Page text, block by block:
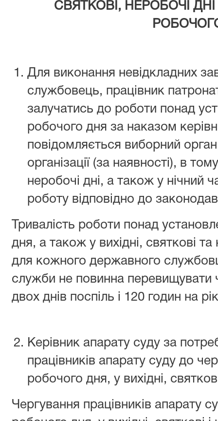
СВЯТКОВІ, НЕРОБОЧІ
Для виконання невідкладних
службовець, працівник
залучатись до роботи понад
робочого дня за наказом
повідомляється виборний
організації (за наявності), в
неробочі дні, а також у нічний
роботу відповідно до
Тривалість роботи понад
дня, а також у вихідні, святкові та
для кожного державного
служби не повинна перевищувати
двох днів поспіль і 120 годин на
Керівник апарату суду за
працівників апарату суду до
робочого дня, у вихідні,
Чергування працівників апарату